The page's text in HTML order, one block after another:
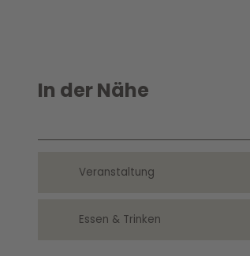
In der Nähe
Veranstaltung
Essen & Trinken